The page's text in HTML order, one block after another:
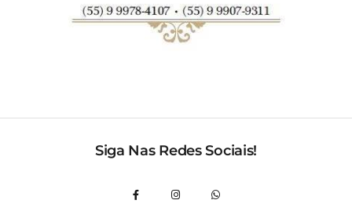
Siga Nas Redes Sociais!